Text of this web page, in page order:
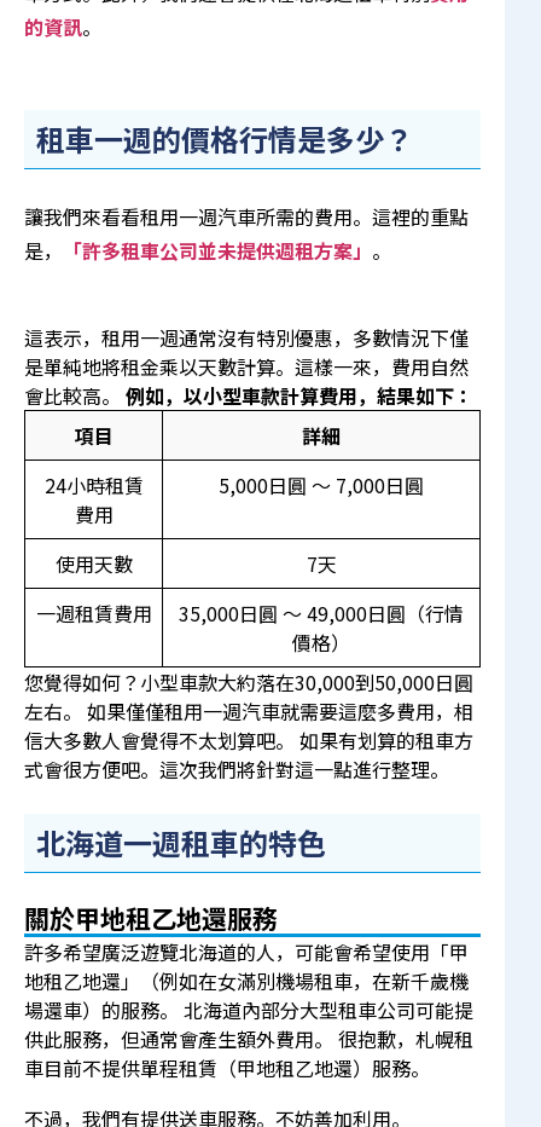
的資訊。
租車一週的價格行情是多少？
讓我們來看看租用一週汽車所需的費用。這裡的重點
是，
「許多租車公司並未提供週租方案」 。
這表示，租用一週通常沒有特別優惠，多數情況下僅
是單純地將租金乘以天數計算。這樣一來，費用自然
會比較高。 例如，以小型車款計算費用，結果如下：
項目
詳細
24小時租賃
費用
5,000日圓 〜 7,000日圓
使用天數
7天
一週租賃費用
35,000日圓 〜 49,000日圓（行情
價格）
您覺得如何？小型車款大約落在30,000到50,000日圓
左右。 如果僅僅租用一週汽車就需要這麼多費用，相
信大多數人會覺得不太划算吧。 如果有划算的租車方
式會很方便吧。這次我們將針對這一點進行整理。
北海道一週租車的特色
關於甲地租乙地還服務
許多希望廣泛遊覽北海道的人，可能會希望使用「甲
地租乙地還」（例如在女滿別機場租車，在新千歲機
場還車）的服務。 北海道內部分大型租車公司可能提
供此服務，但通常會產生額外費用。 很抱歉，札幌租
車目前不提供單程租賃（甲地租乙地還）服務。
不過，我們有提供送車服務。不妨善加利用。